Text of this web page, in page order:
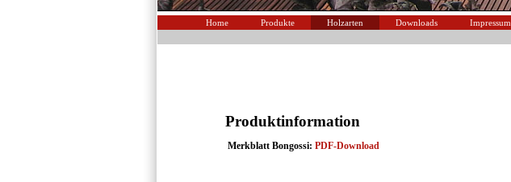
Home Produkte Holzarten Downloads Impressum
Produktinformation
Merkblatt Bongossi: PDF-Download